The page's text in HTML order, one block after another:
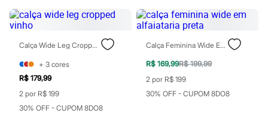
Bermudas
Camisas
Camisetas e Regatas
Jeans
Polos
Acessórios
Bolsas e Mochilas
Chapéus e Bonés
Calça Wide Leg Cropped Vinho
+ 3 cores
R$ 179,99
2 por R$ 199
30% OFF - CUPOM 8DO8
Calça Feminina Wide Em Alfaiataria Preta
R$ 169,99R$ 199,99
2 por R$ 199
30% OFF - CUPOM 8DO8